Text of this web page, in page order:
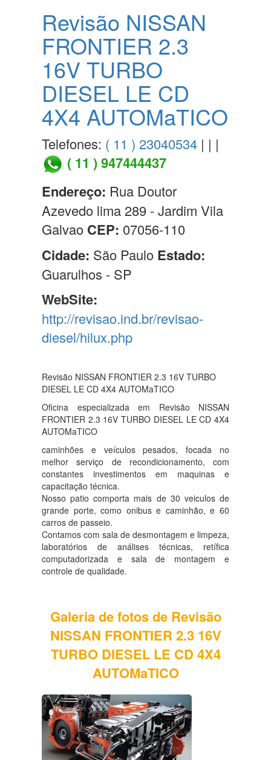
Revisão NISSAN
FRONTIER 2.3
16V TURBO
DIESEL LE CD
4X4 AUTOMaTICO
Telefones: ( 11 ) 23040534 | | |
( 11 ) 947444437
Endereço: Rua Doutor
Azevedo lima 289 - Jardim Vila
Galvao CEP: 07056-110
Cidade: São Paulo Estado:
Guarulhos - SP
WebSite:
http://revisao.ind.br/revisao-
diesel/hilux.php
Revisão NISSAN FRONTIER 2.3 16V TURBO
DIESEL LE CD 4X4 AUTOMaTICO
Oficina especializada em Revisão NISSAN
FRONTIER 2.3 16V TURBO DIESEL LE CD 4X4
AUTOMaTICO
caminhões e veículos pesados, focada no
melhor serviço de recondicionamento, com
constantes investimentos em maquinas e
capacitação técnica.
Nosso patio comporta mais de 30 veiculos de
grande porte, como onibus e caminhão, e 60
carros de passeio.
Contamos com sala de desmontagem e limpeza,
laboratórios de análises técnicas, retífica
computadorizada e sala de montagem e
controle de qualidade.
Galeria de fotos de Revisão
NISSAN FRONTIER 2.3 16V
TURBO DIESEL LE CD 4X4
AUTOMaTICO